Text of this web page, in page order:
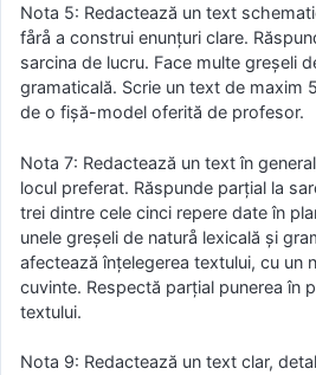
Nota 5: Redactează un text
fårå a construi enunțuri clare.
sarcina de lucru. Face multe greșeli
gramaticală. Scrie un text de maxim
de o fişă-model oferită de profesor.
Nota 7: Redactează un text în
locul preferat. Răspunde parțial la
trei dintre cele cinci repere date în
unele greșeli de naturå lexicală şi
afectează înțelegerea textului, cu un
cuvinte. Respectă parţial punerea în
textului.
Nota 9: Redactează un text clar,